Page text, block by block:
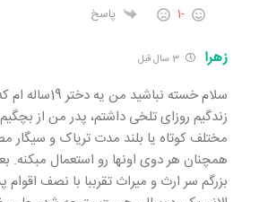
-1 پاسخ
زهرا 3 سال قبل
سلام خسته نباشید
زندگیم روزای تلخی داشتم، پدر من از
مختلف کوتاه یا بلند مدت تریاک و سیگار
همچنان هر دوی اونها رو استعمال مبکنه.
بزرگم سر ارث و میراث تقرببا با نصف